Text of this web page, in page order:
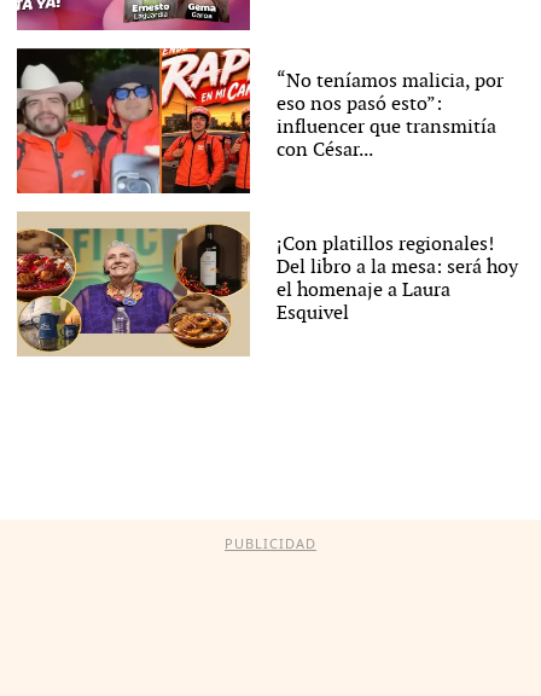
“No teníamos malicia, por
eso nos pasó esto”:
influencer que transmitía
con César...
¡Con platillos regionales!
Del libro a la mesa: será hoy
el homenaje a Laura
Esquivel
PUBLICIDAD